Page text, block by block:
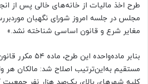
طرح اخذ مالیات از خانه‌های خالی پس از
مجلس در جلسه امروز شورای نگهبان
مغایر شرع و قانون اساسی شناخته نشد.»
بنابر ماده‌واحده این
مستقیم به‌این‌ترتیب اصلاح شد: مالکان هر